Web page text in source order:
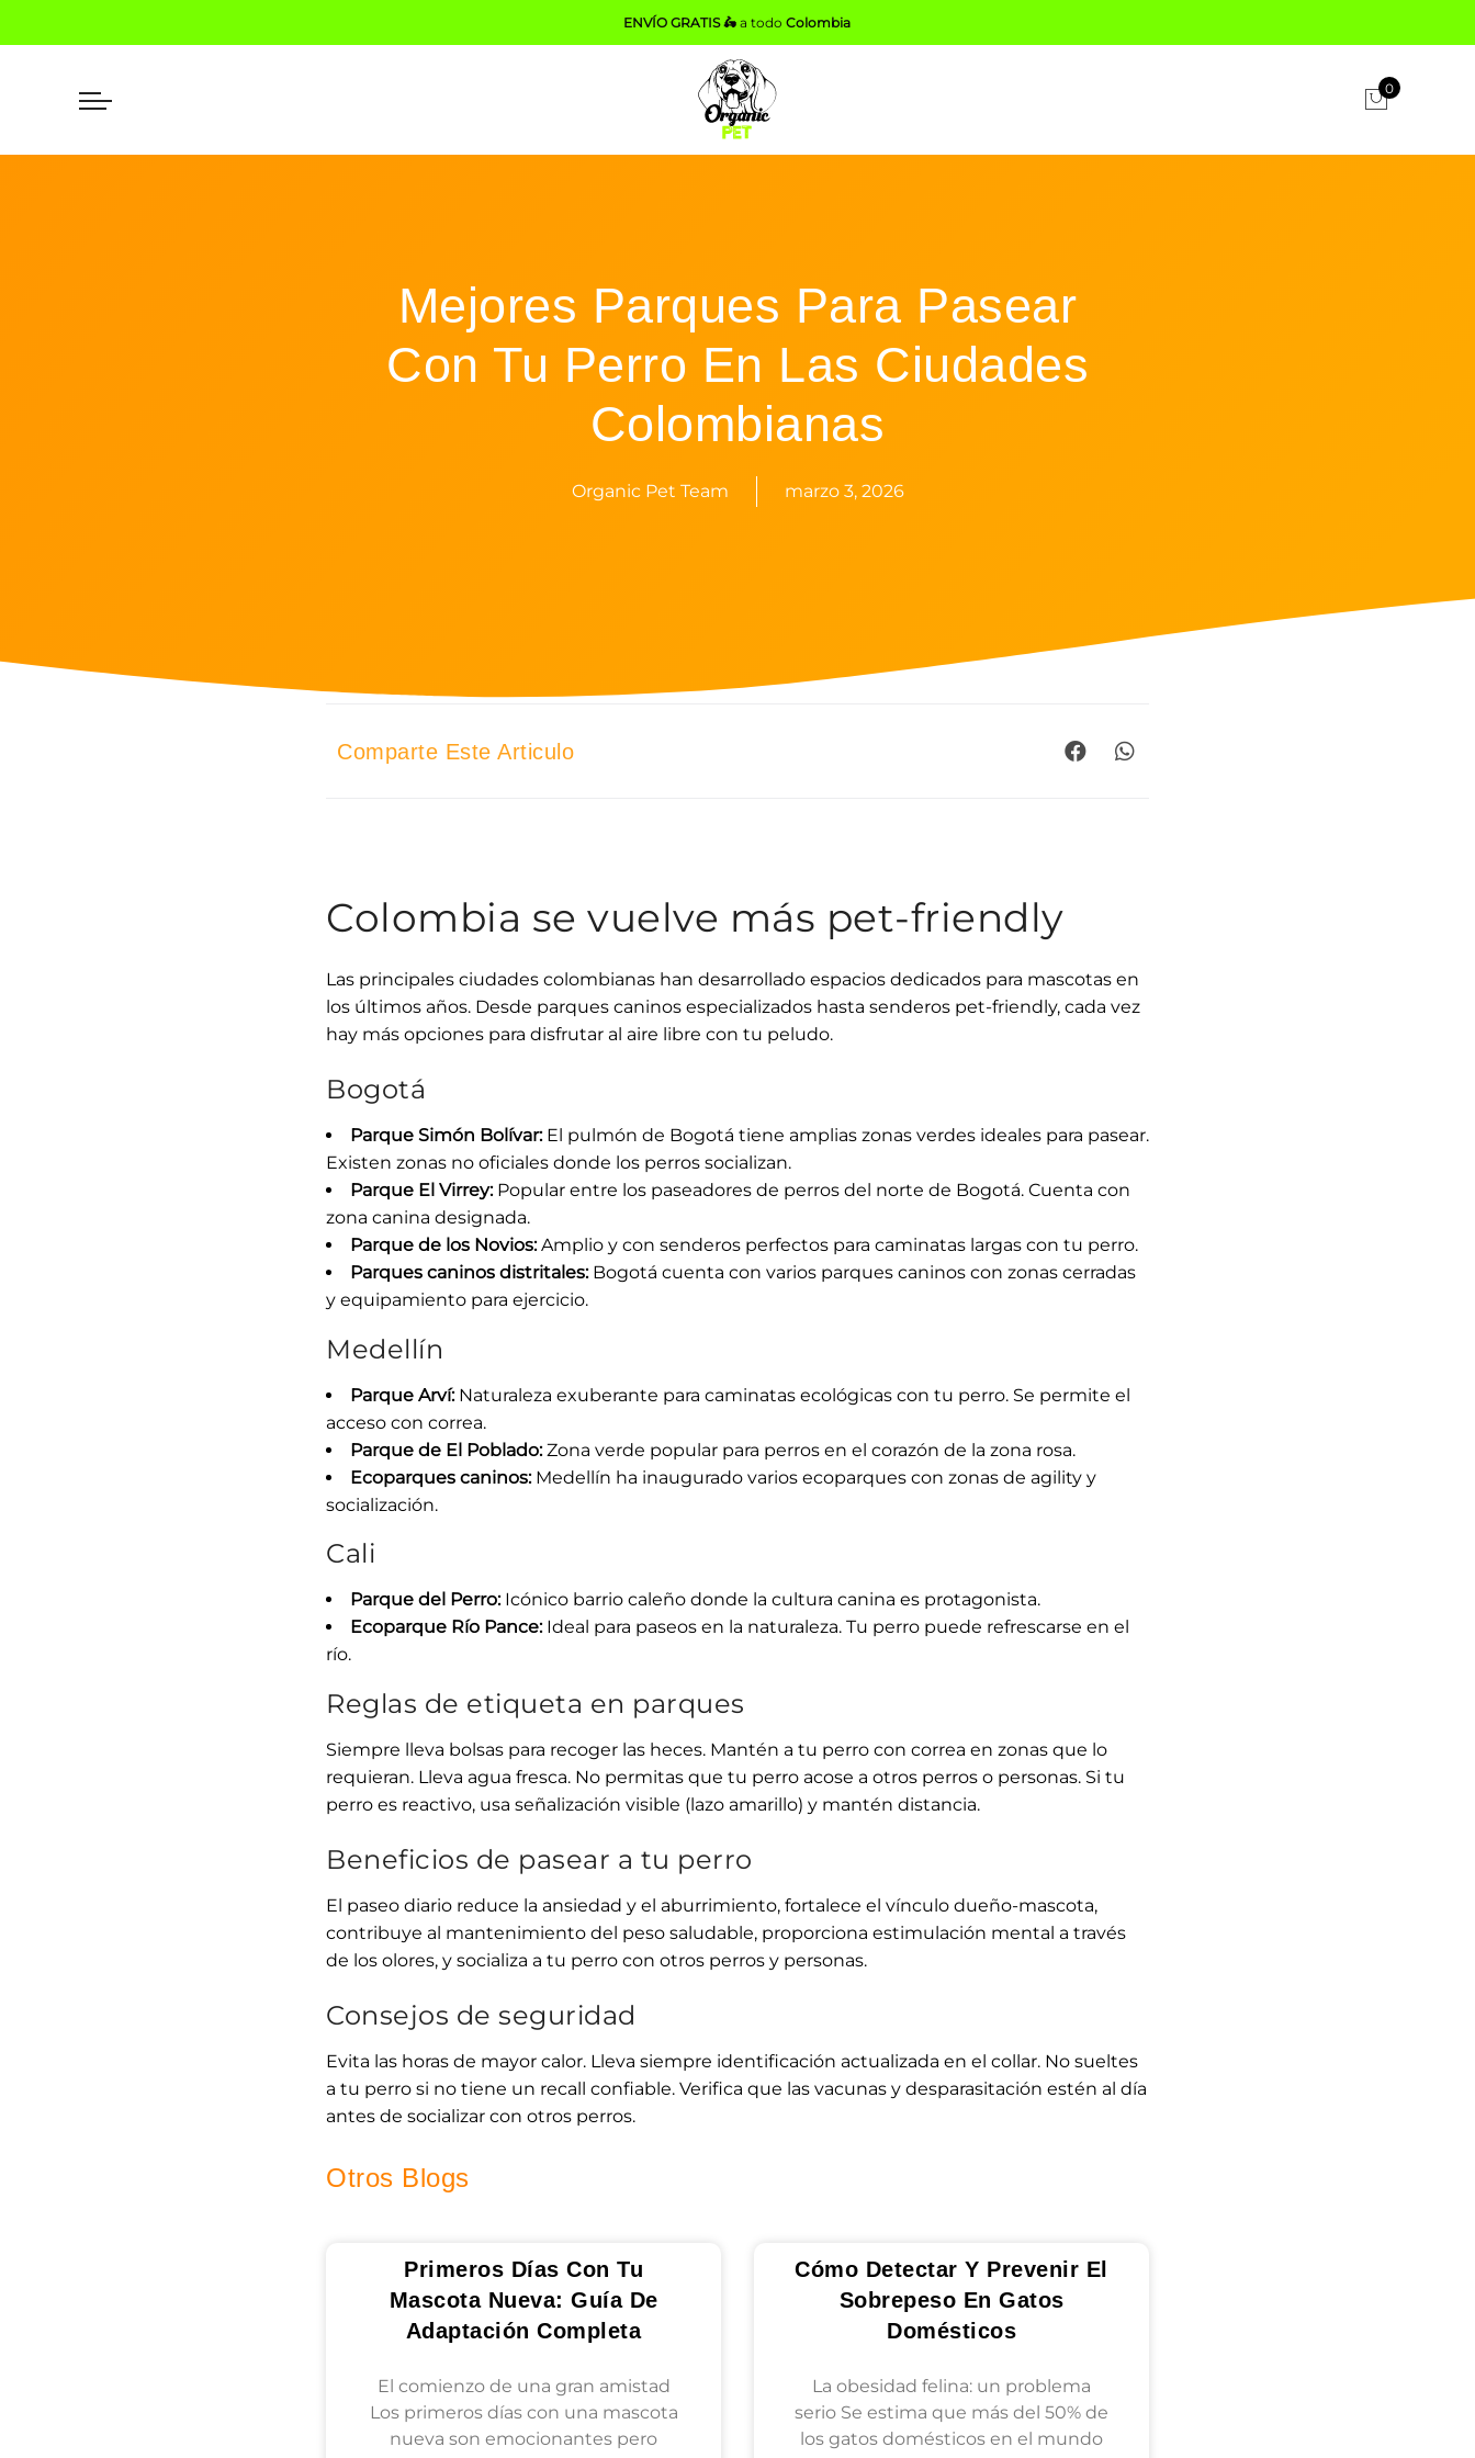
ENVÍO GRATIS 🛵 a todoColombia
0
Mejores Parques Para Pasear
Con Tu Perro En Las Ciudades
Colombianas
Organic Pet Team marzo 3, 2026
Comparte Este Articulo
Colombia se vuelve más pet-friendly
Las principales ciudades colombianas han desarrollado espacios dedicados para mascotas en
los últimos años. Desde parques caninos especializados hasta senderos pet-friendly, cada vez
hay más opciones para disfrutar al aire libre con tu peludo.
Bogotá
Parque Simón Bolívar:El pulmón de Bogotá tiene amplias zonas verdes ideales para pasear.
Existen zonas no oficiales donde los perros socializan.
Parque El Virrey:Popular entre los paseadores de perros del norte de Bogotá. Cuenta con
zona canina designada.
Parque de los Novios:Amplio y con senderos perfectos para caminatas largas con tu perro.
Parques caninos distritales:Bogotá cuenta con varios parques caninos con zonas cerradas
y equipamiento para ejercicio.
Medellín
Parque Arví:Naturaleza exuberante para caminatas ecológicas con tu perro. Se permite el
acceso con correa.
Parque de El Poblado:Zona verde popular para perros en el corazón de la zona rosa.
Ecoparques caninos:Medellín ha inaugurado varios ecoparques con zonas de agility y
socialización.
Cali
Parque del Perro:Icónico barrio caleño donde la cultura canina es protagonista.
Ecoparque Río Pance:Ideal para paseos en la naturaleza. Tu perro puede refrescarse en el
río.
Reglas de etiqueta en parques
Siempre lleva bolsas para recoger las heces. Mantén a tu perro con correa en zonas que lo
requieran. Lleva agua fresca. No permitas que tu perro acose a otros perros o personas. Si tu
perro es reactivo, usa señalización visible (lazo amarillo) y mantén distancia.
Beneficios de pasear a tu perro
El paseo diario reduce la ansiedad y el aburrimiento, fortalece el vínculo dueño-mascota,
contribuye al mantenimiento del peso saludable, proporciona estimulación mental a través
de los olores, y socializa a tu perro con otros perros y personas.
Consejos de seguridad
Evita las horas de mayor calor. Lleva siempre identificación actualizada en el collar. No sueltes
a tu perro si no tiene un recall confiable. Verifica que las vacunas y desparasitación estén al día
antes de socializar con otros perros.
Otros Blogs
Primeros Días Con Tu
Mascota Nueva: Guía De
Adaptación Completa
El comienzo de una gran amistad
Los primeros días con una mascota
nueva son emocionantes pero
Cómo Detectar Y Prevenir El
Sobrepeso En Gatos
Domésticos
La obesidad felina: un problema
serio Se estima que más del 50% de
los gatos domésticos en el mundo